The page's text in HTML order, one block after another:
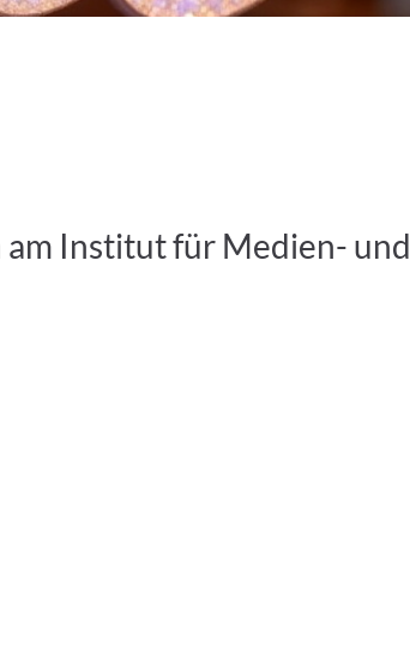
Institut für Medien- und